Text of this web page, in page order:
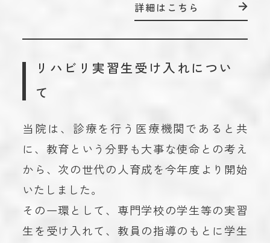
詳細はこちら
リハビリ実習生受け入れについ
て
当院は、診療を行う医療機関であると共
に、教育という分野も大事な使命との考え
から、次の世代の人育成を今年度より開始
いたしました。
その一環として、専門学校の学生等の実習
生を受け入れて、教員の指導のもとに学生